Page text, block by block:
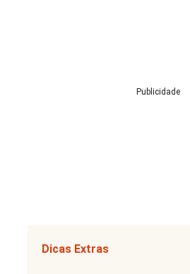
Publicidade
Dicas Extras